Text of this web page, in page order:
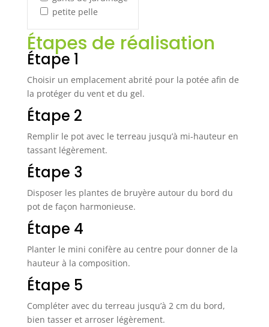
petite pelle
Étapes de réalisation
Étape 1
Choisir un emplacement abrité pour la potée afin de
la protéger du vent et du gel.
Étape 2
Remplir le pot avec le terreau jusqu’à mi-hauteur en
tassant légèrement.
Étape 3
Disposer les plantes de bruyère autour du bord du
pot de façon harmonieuse.
Étape 4
Planter le mini conifère au centre pour donner de la
hauteur à la composition.
Étape 5
Compléter avec du terreau jusqu’à 2 cm du bord,
bien tasser et arroser légèrement.